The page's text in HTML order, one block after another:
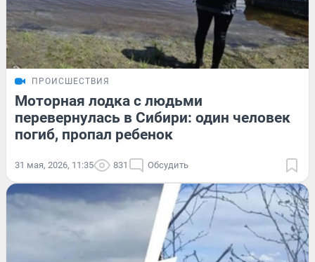
ПРОИСШЕСТВИЯ
Моторная лодка с людьми
перевернулась в Сибири: один человек
погиб, пропал ребенок
31 мая, 2026, 11:35 831 Обсудить